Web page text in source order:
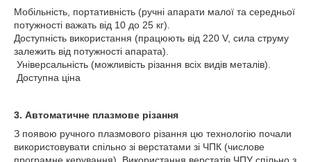
Мобільність, портативність (ручні апарати малої та середньої
потужності важать від 10 до 25 кг).
Доступність використання (працюють від 220 V, сила струму
залежить від потужності апарата).
Універсальність (можливість різання всіх видів металів).
Доступна ціна
3. Автоматичне плазмове різання
З появою ручного плазмового різання цю технологію почали
використовувати спільно зі верстатами зі ЧПК (числове